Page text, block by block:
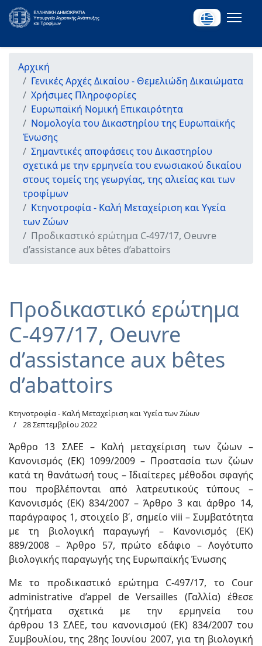
Αρχική
Γενικές Αρχές Δικαίου - Θεμελιώδη Δικαιώματα
Χρήσιμες Πληροφορίες
Ευρωπαϊκή Νομική Επικαιρότητα
Νομολογία του Δικαστηρίου της Ευρωπαϊκής
Ένωσης
Σημαντικές αποφάσεις του Δικαστηρίου
σχετικά με την ερμηνεία του ενωσιακού δικαίου
στους τομείς της γεωργίας, της αλιείας και των
τροφίμων
Κτηνοτροφία - Καλή Μεταχείριση και Υγεία
των Ζώων
Προδικαστικό ερώτημα C-497/17, Oeuvre
d’assistance aux bêtes d’abattoirs
Προδικαστικό ερώτημα
C-497/17, Oeuvre
d’assistance aux bêtes
d’abattoirs
Κτηνοτροφία - Καλή Μεταχείριση και Υγεία των Ζώων
28 Σεπτεμβρίου 2022
Άρθρο 13 ΣΛΕΕ – Καλή μεταχείριση των ζώων –
Κανονισμός (ΕΚ) 1099/2009 – Προστασία των ζώων
κατά τη θανάτωσή τους – Ιδιαίτερες μέθοδοι σφαγής
που προβλέπονται από λατρευτικούς τύπους –
Κανονισμός (ΕΚ) 834/2007 – Άρθρο 3 και άρθρο 14,
παράγραφος 1, στοιχείο βʹ, σημείο viii – Συμβατότητα
με τη βιολογική παραγωγή – Κανονισμός (ΕΚ)
889/2008 – Άρθρο 57, πρώτο εδάφιο – Λογότυπο
βιολογικής παραγωγής της Ευρωπαϊκής Ένωσης
Με το προδικαστικό ερώτημα C-497/17, το Cour
administrative d’appel de Versailles (Γαλλία) έθεσε
ζητήματα σχετικά με την ερμηνεία του
άρθρου 13 ΣΛΕΕ, του κανονισμού (ΕΚ) 834/2007 του
Συμβουλίου, της 28ης Ιουνίου 2007, για τη βιολογική